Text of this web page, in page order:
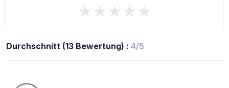
★★★★★
Durchschnitt (13 Bewertung) : 4/5